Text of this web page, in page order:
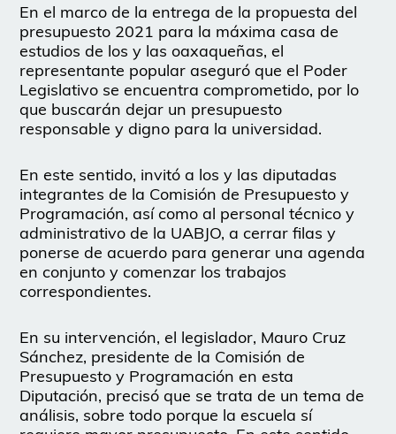
En el marco de la entrega de la propuesta del
presupuesto 2021 para la máxima casa de
estudios de los y las oaxaqueñas, el
representante popular aseguró que el Poder
Legislativo se encuentra comprometido, por lo
que buscarán dejar un presupuesto
responsable y digno para la universidad.
En este sentido, invitó a los y las diputadas
integrantes de la Comisión de Presupuesto y
Programación, así como al personal técnico y
administrativo de la UABJO, a cerrar filas y
ponerse de acuerdo para generar una agenda
en conjunto y comenzar los trabajos
correspondientes.
En su intervención, el legislador, Mauro Cruz
Sánchez, presidente de la Comisión de
Presupuesto y Programación en esta
Diputación, precisó que se trata de un tema de
análisis, sobre todo porque la escuela sí